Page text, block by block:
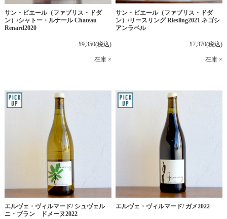
サン・ピエール（ファブリス・ドダ
ン）/シャトー・ルナール Chateau
Renard2020
¥9,350(税込)
在庫 ×
サン・ピエール（ファブリス・ドダ
ン）/リースリング Riesling2021 ネゴシ
アンラベル
¥7,370(税込)
在庫 ×
エルヴェ・ヴィルマード/ シュヴェル
ニ・ブラン ドメーヌ2022
エルヴェ・ヴィルマード/ ガメ2022